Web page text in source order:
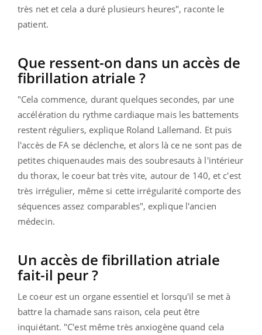
très net et cela a duré plusieurs heures", raconte le
patient.
Que ressent-on dans un accès de
fibrillation atriale ?
"Cela commence, durant quelques secondes, par une
accélération du rythme cardiaque mais les battements
restent réguliers, explique Roland Lallemand. Et puis
l'accès de FA se déclenche, et alors là ce ne sont pas de
petites chiquenaudes mais des soubresauts à l'intérieur
du thorax, le coeur bat très vite, autour de 140, et c'est
très irrégulier, même si cette irrégularité comporte des
séquences assez comparables", explique l'ancien
médecin.
Un accès de fibrillation atriale
fait-il peur ?
Le coeur est un organe essentiel et lorsqu'il se met à
battre la chamade sans raison, cela peut être
inquiétant. "C'est même très anxiogène quand cela